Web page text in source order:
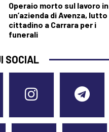
Operaio morto sul lavoro in
un’azienda di Avenza, lutto
cittadino a Carrara per i
funerali
SOCIAL